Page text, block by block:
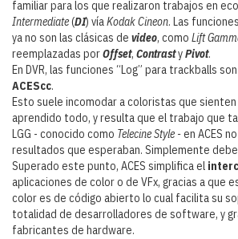
familiar para los que realizaron trabajos en
Intermediate(DI) víaKodak Cineon. Las
ya no son las clásicas de video, como Lift
reemplazadas porOffset, ContrastyPivot.
En DVR, las funciones “Log” para trackballs
ACEScc.
Esto suele incomodar a coloristas que sienten
aprendido todo, y resulta que el trabajo que
LGG - conocido como Telecine Style -en ACES
resultados que esperaban. Simplemente
Superado este punto, ACES simplifica el
aplicaciones de color o de VFx, gracias a que
color es de código abierto lo cual facilita su
totalidad de desarrolladores de software, y
fabricantes de hardware.